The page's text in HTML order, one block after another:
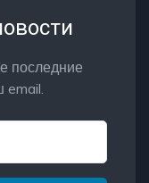
последние